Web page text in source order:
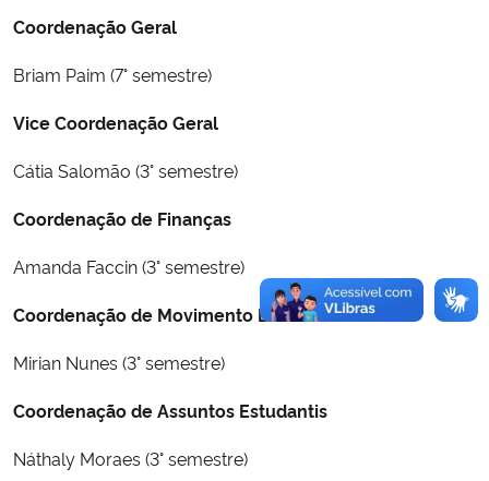
Advocacia-Geral da União
Coordenação Geral
Briam Paim (7° semestre)
Vice Coordenação Geral
Cátia Salomão (3° semestre)
Coordenação de Finanças
Amanda Faccin (3° semestre)
Coordenação de Movimento Estudantil
Mirian Nunes (3° semestre)
Coordenação de Assuntos Estudantis
Náthaly Moraes (3° semestre)